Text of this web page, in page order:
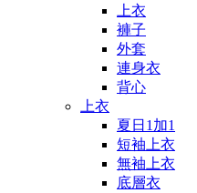
上衣
褲子
外套
連身衣
背心
上衣
夏日1加1
短袖上衣
無袖上衣
底層衣